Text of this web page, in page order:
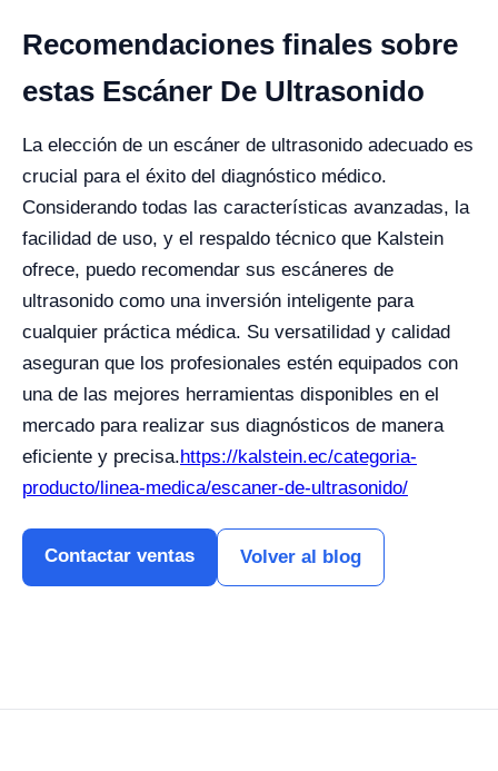
Recomendaciones finales sobre
estas Escáner De Ultrasonido
La elección de un escáner de ultrasonido adecuado es
crucial para el éxito del diagnóstico médico.
Considerando todas las características avanzadas, la
facilidad de uso, y el respaldo técnico que Kalstein
ofrece, puedo recomendar sus escáneres de
ultrasonido como una inversión inteligente para
cualquier práctica médica. Su versatilidad y calidad
aseguran que los profesionales estén equipados con
una de las mejores herramientas disponibles en el
mercado para realizar sus diagnósticos de manera
eficiente y precisa.https://kalstein.ec/categoria-
producto/linea-medica/escaner-de-ultrasonido/
Contactar ventas Volver al blog